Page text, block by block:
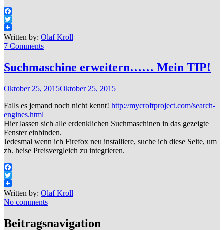
Facebook
Twitter
Written by: Olaf Kroll
7 Comments
Suchmaschine erweitern…… Mein TIP!
Oktober 25, 2015Oktober 25, 2015
Falls es jemand noch nicht kennt! http://mycroftproject.com/search-
engines.html
Hier lassen sich alle erdenklichen Suchmaschinen in das gezeigte
Fenster einbinden.
Jedesmal wenn ich Firefox neu installiere, suche ich diese Seite, um
zb. heise Preisvergleich zu integrieren.
Facebook
Twitter
Written by: Olaf Kroll
No comments
Beitragsnavigation